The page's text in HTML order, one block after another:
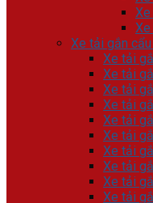
Xe tải gắn
Xe tải
Xe tải
Xe tải
Xe tải
Xe tải
Xe tải
Xe tải
Xe tải
Xe tải
Xe tải